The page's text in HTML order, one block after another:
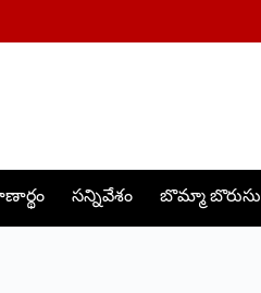
సన్నివేశం బొమ్మా బొరుసు